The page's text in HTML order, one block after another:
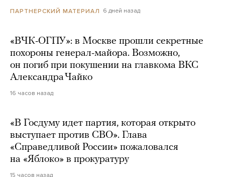
ПАРТНЕРСКИЙ МАТЕРИАЛ 6 дней назад
«ВЧК-ОГПУ»: в Москве прошли секретные
похороны генерал-майора. Возможно,
он погиб при покушении на главкома ВКС
Александра Чайко
16 часов назад
«В Госдуму идет партия, которая открыто
выступает против СВО». Глава
«Справедливой России» пожаловался
на «Яблоко» в прокуратуру
15 часов назад